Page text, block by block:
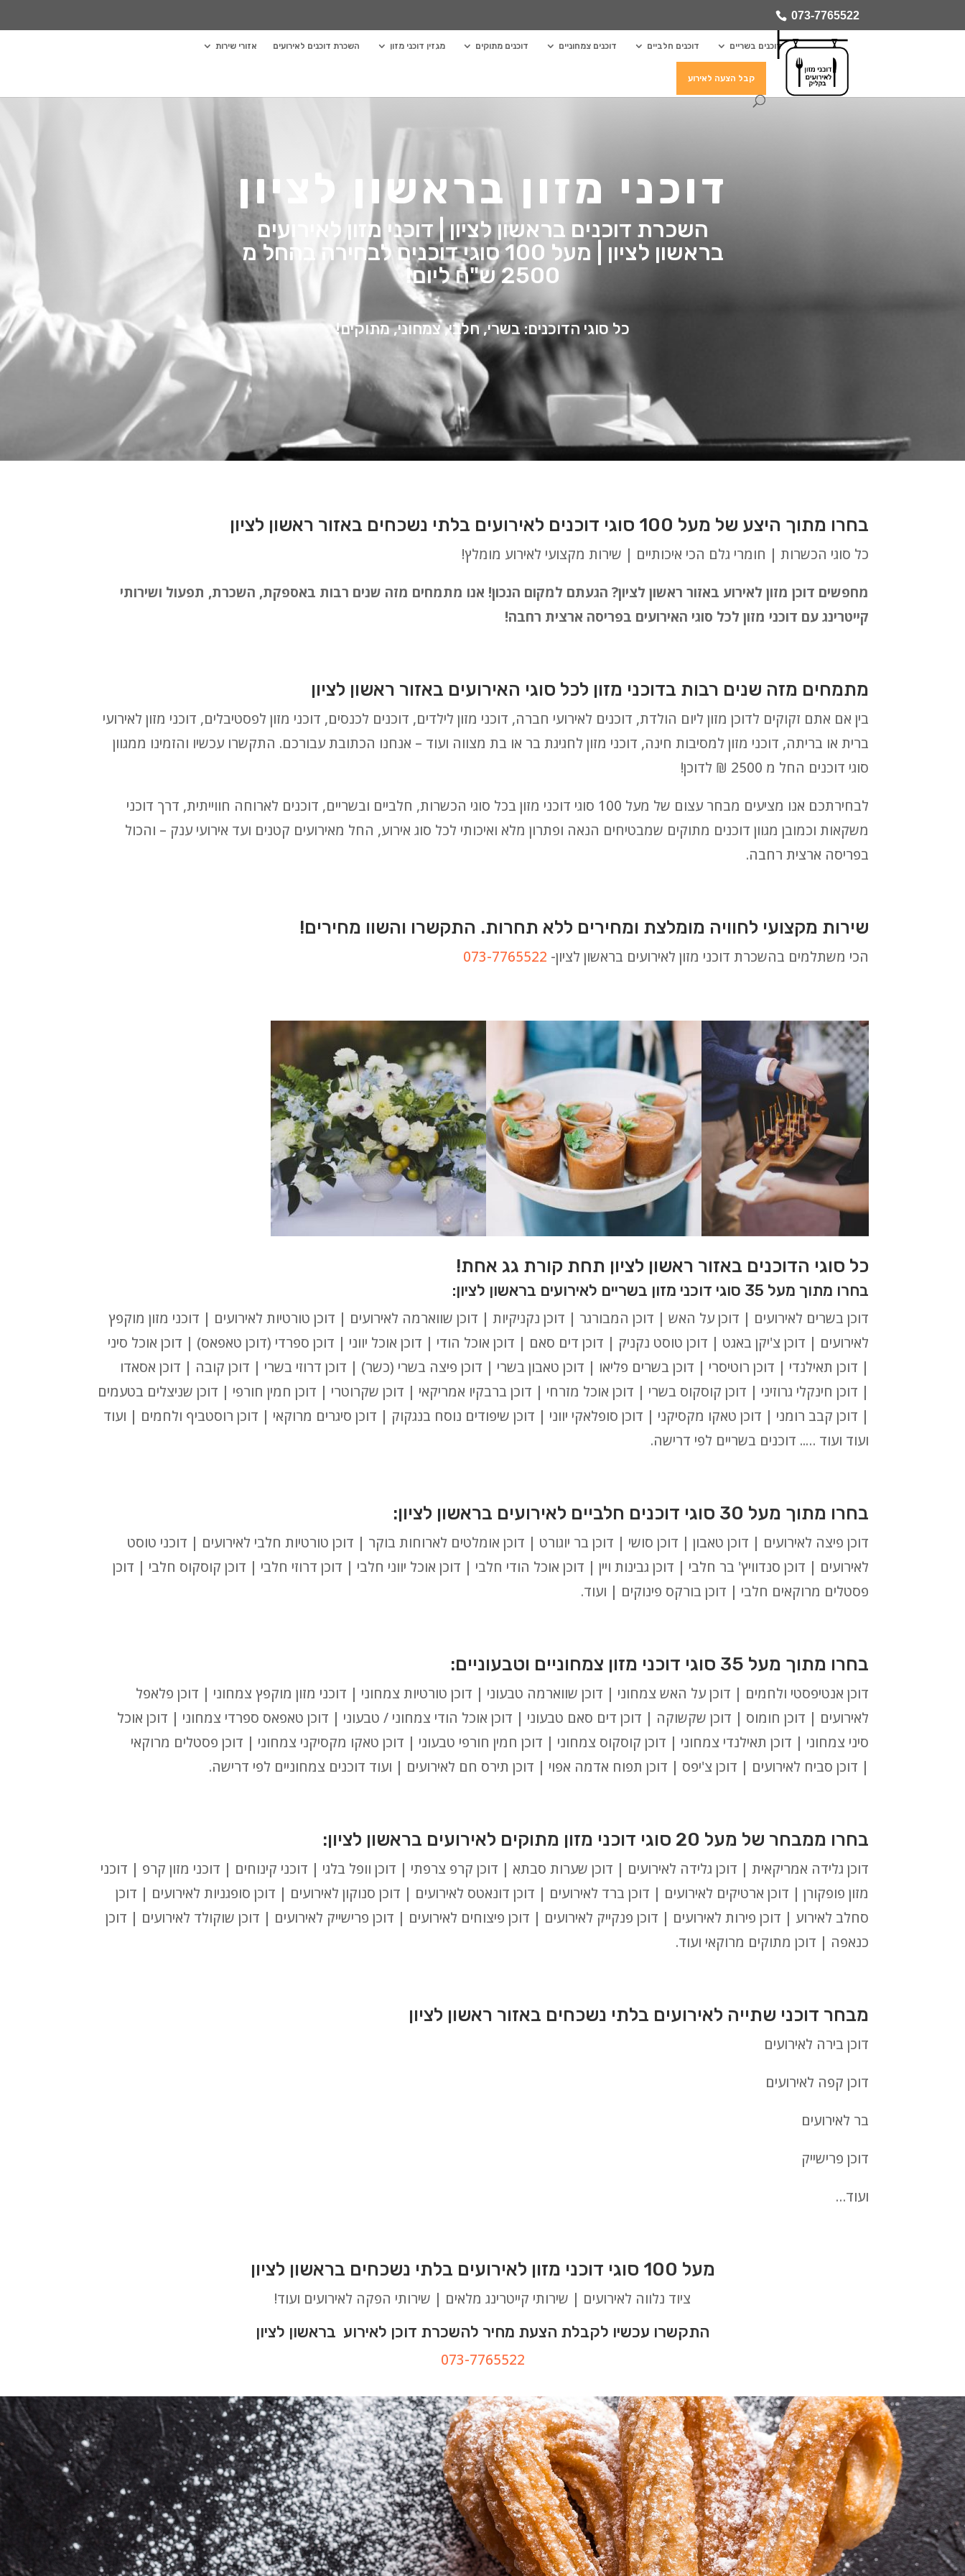
073-7765522
דוכנים בשריים דוכנים חלביים דוכנים צמחוניים דוכנים מתוקים מגזין דוכני מזון השכרת דוכנים לאירועים אזורי שירות
קבל הצעה לאירוע
דוכני מזון בראשון לציון
השכרת דוכנים בראשון לציון | דוכני מזון לאירועים
בראשון לציון | מעל 100 סוגי דוכנים לבחירה בהחל מ
2500 ש"ח ליום!
כל סוגי הדוכנים: בשרי, חלבי, צמחוני, מתוקים!
בחרו מתוך היצע של מעל 100 סוגי דוכנים לאירועים בלתי נשכחים באזור ראשון לציון
כל סוגי הכשרות | חומרי גלם הכי איכותיים | שירות מקצועי לאירוע מומלץ!
מחפשים דוכן מזון לאירוע באזור ראשון לציון? הגעתם למקום הנכון! אנו מתמחים מזה שנים רבות באספקת, השכרת, תפעול ושירותי
קייטרינג עם דוכני מזון לכל סוגי האירועים בפריסה ארצית רחבה!
מתמחים מזה שנים רבות בדוכני מזון לכל סוגי האירועים באזור ראשון לציון
בין אם אתם זקוקים לדוכן מזון ליום הולדת, דוכנים לאירועי חברה, דוכני מזון לילדים, דוכנים לכנסים, דוכני מזון לפסטיבלים, דוכני מזון לאירועי
ברית או בריתה, דוכני מזון למסיבות חינה, דוכני מזון לחגיגת בר או בת מצווה ועוד – אנחנו הכתובת עבורכם. התקשרו עכשיו והזמינו ממגוון
סוגי דוכנים החל מ 2500 ₪ לדוכן!
לבחירתכם אנו מציעים מבחר עצום של מעל 100 סוגי דוכני מזון בכל סוגי הכשרות, חלביים ובשריים, דוכנים לארוחה חווייתית, דרך דוכני
משקאות וכמובן מגוון דוכנים מתוקים שמבטיחים הנאה ופתרון מלא ואיכותי לכל סוג אירוע, החל מאירועים קטנים ועד אירועי ענק – והכול
בפריסה ארצית רחבה.
שירות מקצועי לחוויה מומלצת ומחירים ללא תחרות. התקשרו והשוו מחירים!
הכי משתלמים בהשכרת דוכני מזון לאירועים בראשון לציון- 073-7765522
כל סוגי הדוכנים באזור ראשון לציון תחת קורת גג אחת!
בחרו מתוך מעל 35 סוגי דוכני מזון בשריים לאירועים בראשון לציון:
דוכן בשרים לאירועים | דוכן על האש | דוכן המבורגר | דוכן נקניקיות | דוכן שווארמה לאירועים | דוכן טורטיות לאירועים | דוכני מזון מוקפץ
לאירועים | דוכן צ'יקן באגט | דוכן טוסט נקניק | דוכן דים סאם | דוכן אוכל הודי | דוכן אוכל יווני | דוכן ספרדי (דוכן טאפאס) | דוכן אוכל סיני
| דוכן תאילנדי | דוכן רוטיסרי | דוכן בשרים פליאו | דוכן טאבון בשרי | דוכן פיצה בשרי (כשר) | דוכן דרוזי בשרי | דוכן קובה | דוכן אסאדו
| דוכן חינקלי גרוזיני | דוכן קוסקוס בשרי | דוכן אוכל מזרחי | דוכן ברבקיו אמריקאי | דוכן שקרוטרי | דוכן חמין חורפי | דוכן שניצלים בטעמים
| דוכן קבב רומני | דוכן טאקו מקסיקני | דוכן סופלאקי יווני | דוכן שיפודים נוסח בנגקוק | דוכן סיגרים מרוקאי | דוכן רוסטביף ולחמים | ועוד
ועוד ועוד ….. דוכנים בשריים לפי דרישה.
בחרו מתוך מעל 30 סוגי דוכנים חלביים לאירועים בראשון לציון:
דוכן פיצה לאירועים | דוכן טאבון | דוכן סושי | דוכן בר יוגורט | דוכן אומלטים לארוחות בוקר | דוכן טורטיות חלבי לאירועים | דוכני טוסט
לאירועים | דוכן סנדוויץ' בר חלבי | דוכן גבינות ויין | דוכן אוכל הודי חלבי | דוכן אוכל יווני חלבי | דוכן דרוזי חלבי | דוכן קוסקוס חלבי | דוכן
פסטלים מרוקאים חלבי | דוכן בורקס פינוקים | ועוד.
בחרו מתוך מעל 35 סוגי דוכני מזון צמחוניים וטבעוניים:
דוכן אנטיפסטי ולחמים | דוכן על האש צמחוני | דוכן שווארמה טבעוני | דוכן טורטיות צמחוני | דוכני מזון מוקפץ צמחוני | דוכן פלאפל
לאירועים | דוכן חומוס | דוכן שקשוקה | דוכן דים סאם טבעוני | דוכן אוכל הודי צמחוני / טבעוני | דוכן טאפאס ספרדי צמחוני | דוכן אוכל
סיני צמחוני | דוכן תאילנדי צמחוני | דוכן קוסקוס צמחוני | דוכן חמין חורפי טבעוני | דוכן טאקו מקסיקני צמחוני | דוכן פסטלים מרוקאי
| דוכן סביח לאירועים | דוכן צ'יפס | דוכן תפוח אדמה אפוי | דוכן תירס חם לאירועים | ועוד דוכנים צמחוניים לפי דרישה.
בחרו ממבחר של מעל 20 סוגי דוכני מזון מתוקים לאירועים בראשון לציון:
דוכן גלידה אמריקאית | דוכן גלידה לאירועים | דוכן שערות סבתא | דוכן קרפ צרפתי | דוכן וופל בלגי | דוכני קינוחים | דוכני מזון קרפ | דוכני
מזון פופקורן | דוכן ארטיקים לאירועים | דוכן ברד לאירועים | דוכן דונאטס לאירועים | דוכן סנוקון לאירועים | דוכן סופגניות לאירועים | דוכן
סחלב לאירוע | דוכן פירות לאירועים | דוכן פנקייק לאירועים | דוכן פיצוחים לאירועים | דוכן פרישייק לאירועים | דוכן שוקולד לאירועים | דוכן
כנאפה | דוכן מתוקים מרוקאי ועוד.
מבחר דוכני שתייה לאירועים בלתי נשכחים באזור ראשון לציון
דוכן בירה לאירועים
דוכן קפה לאירועים
בר לאירועים
דוכן פרישייק
ועוד…
מעל 100 סוגי דוכני מזון לאירועים בלתי נשכחים בראשון לציון
ציוד נלווה לאירועים | שירותי קייטרינג מלאים | שירותי הפקה לאירועים ועוד!
התקשרו עכשיו לקבלת הצעת מחיר להשכרת דוכן לאירוע בראשון לציון
073-7765522